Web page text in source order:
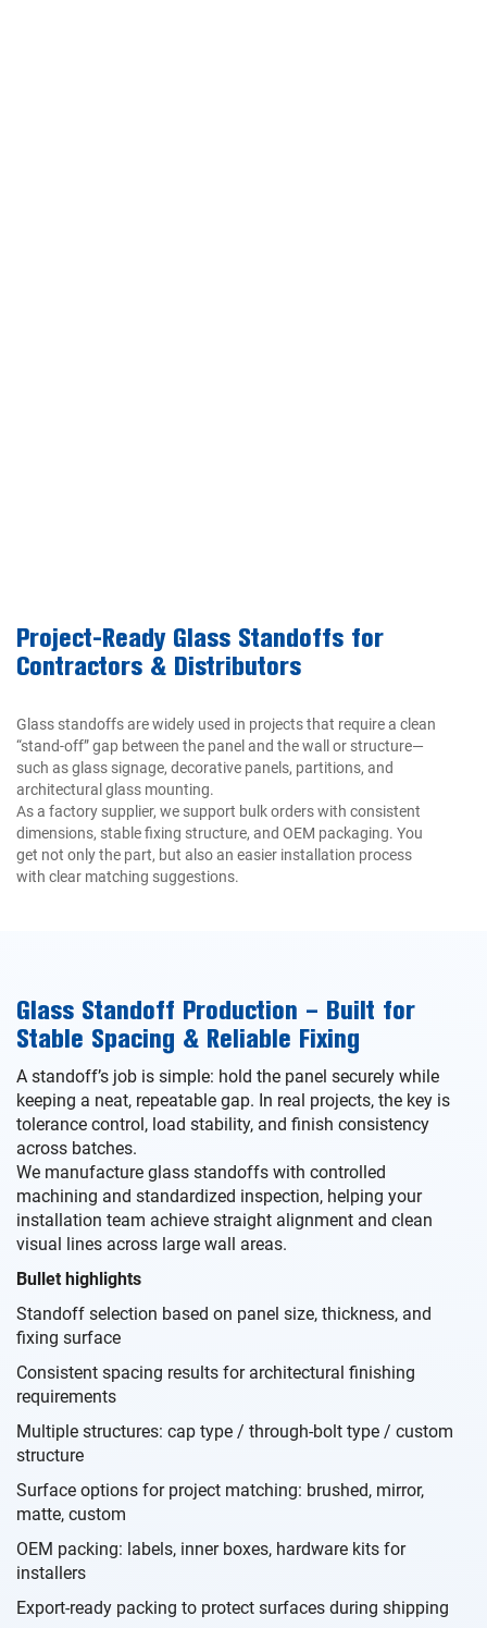
Project-Ready Glass Standoffs for
Contractors & Distributors
Glass standoffs are widely used in projects that require a clean
“stand-off” gap between the panel and the wall or structure—
such as glass signage, decorative panels, partitions, and
architectural glass mounting.
As a factory supplier, we support bulk orders with consistent
dimensions, stable fixing structure, and OEM packaging. You
get not only the part, but also an easier installation process
with clear matching suggestions.
Glass Standoff Production – Built for
Stable Spacing & Reliable Fixing
A standoff’s job is simple: hold the panel securely while
keeping a neat, repeatable gap. In real projects, the key is
tolerance control, load stability, and finish consistency
across batches.
We manufacture glass standoffs with controlled
machining and standardized inspection, helping your
installation team achieve straight alignment and clean
visual lines across large wall areas.
Bullet highlights
Standoff selection based on panel size, thickness, and
fixing surface
Consistent spacing results for architectural finishing
requirements
Multiple structures: cap type / through-bolt type / custom
structure
Surface options for project matching: brushed, mirror,
matte, custom
OEM packing: labels, inner boxes, hardware kits for
installers
Export-ready packing to protect surfaces during shipping